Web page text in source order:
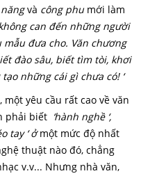
và công phumới làm
can đến những người
đưa cho. Văn chương
đào sâu, biết tìm tòi, khơi
những cái gì chưa có! ‘
yêu cầu rất cao về văn
phải biết ‘hành nghề ‘,
tay ‘ ởmột mức độ nhất
thuật nào đó, chẳng
v.v... Nhưng nhà văn,